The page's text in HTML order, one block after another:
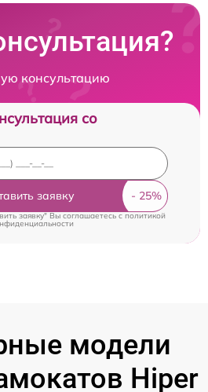
консультацию
со
заявку
заявку" Вы соглашаетесь cполитикой
модели
Hiper